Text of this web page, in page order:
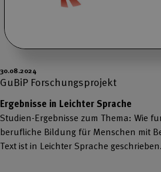
30.08.2024
GuBiP Forschungsprojekt
Ergebnisse in Leichter Sprache
Studien-Ergebnisse zum Thema: Wie
berufliche Bildung für Menschen mit
Text ist in Leichter Sprache geschrieben.